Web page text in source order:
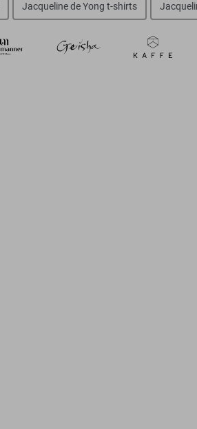
Jacqueline de Yong t-shirts